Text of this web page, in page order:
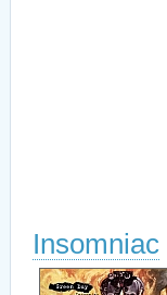
Insomniac